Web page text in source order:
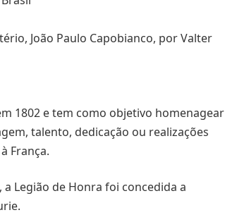
João Paulo Capobianco, por Valter
1802 e tem como objetivo homenagear
talento, dedicação ou realizações
França.
Legião de Honra foi concedida a